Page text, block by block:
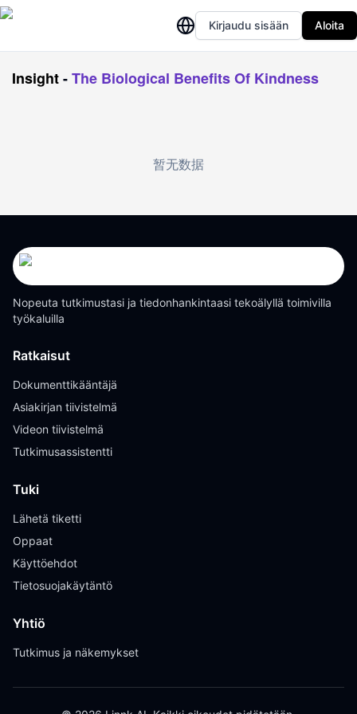
Kirjaudu sisään Aloita
Insight-The Biological Benefits Of Kindness
暂无数据
Nopeuta tutkimustasi ja tiedonhankintaasi tekoälyllä toimivilla
työkaluilla
Ratkaisut
Dokumenttikääntäjä
Asiakirjan tiivistelmä
Videon tiivistelmä
Tutkimusassistentti
Tuki
Lähetä tiketti
Oppaat
Käyttöehdot
Tietosuojakäytäntö
Yhtiö
Tutkimus ja näkemykset